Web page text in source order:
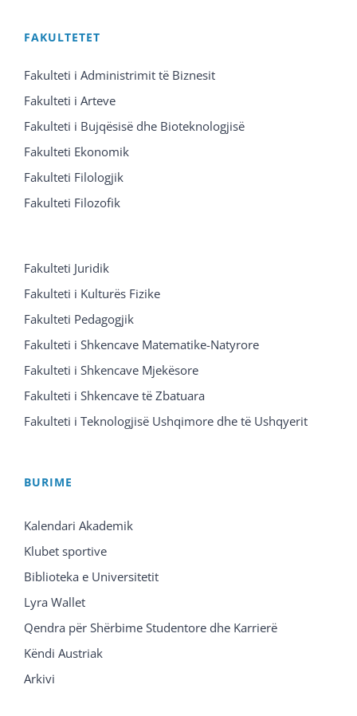
FAKULTETET
Fakulteti i Administrimit të Biznesit
Fakulteti i Arteve
Fakulteti i Bujqësisë dhe Bioteknologjisë
Fakulteti Ekonomik
Fakulteti Filologjik
Fakulteti Filozofik
Fakulteti Juridik
Fakulteti i Kulturës Fizike
Fakulteti Pedagogjik
Fakulteti i Shkencave Matematike-Natyrore
Fakulteti i Shkencave Mjekësore
Fakulteti i Shkencave të Zbatuara
Fakulteti i Teknologjisë Ushqimore dhe të Ushqyerit
BURIME
Kalendari Akademik
Klubet sportive
Biblioteka e Universitetit
Lyra Wallet
Qendra për Shërbime Studentore dhe Karrierë
Këndi Austriak
Arkivi